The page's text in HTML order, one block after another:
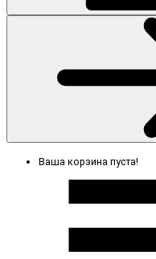
Ваша корзина пуста!